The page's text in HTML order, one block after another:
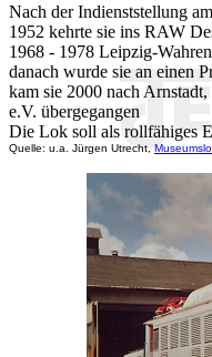
Nach der Indienststellung
1952 kehrte sie ins RAW
1968 - 1978 Leipzig-
danach wurde sie an einen
kam sie 2000 nach
e.V. übergegangen
Die Lok soll als rollfähiges
Quelle: u.a. Jürgen Utrecht,